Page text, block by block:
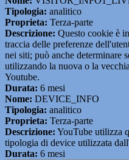
Tipologia: analitico
Proprieta: Terza-parte
Descrizione: Questo cookie è
traccia delle preferenze
nei siti; può anche determinare
utilizzando la nuova o la
Youtube.
Durata: 6 mesi
Nome: DEVICE_INFO
Tipologia: analitico
Proprieta: Terza-parte
Descrizione: YouTube utilizza
tipologia di device utilizzata
Durata: 6 mesi